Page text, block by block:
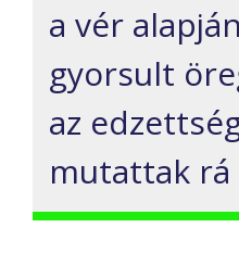
a vér
gyorsult
az
mutattak rá